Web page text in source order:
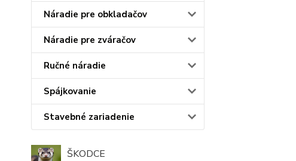
Náradie pre obkladačov
Náradie pre zváračov
Ručné náradie
Spájkovanie
Stavebné zariadenie
ŠKODCE